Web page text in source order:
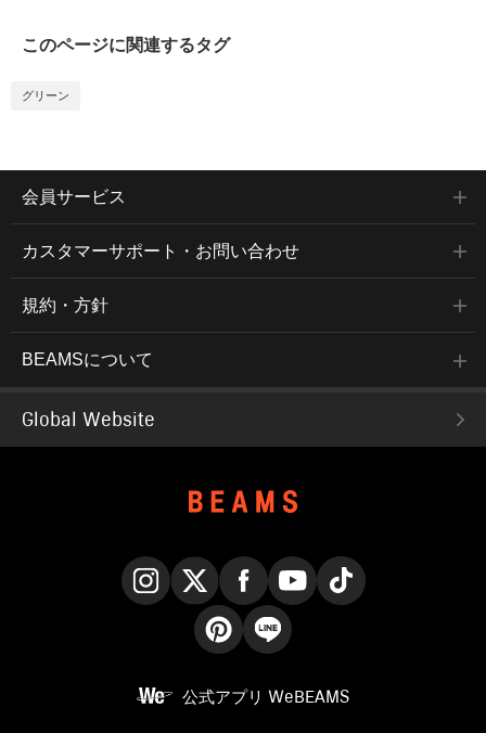
このページに関連するタグ
グリーン
会員サービス
カスタマーサポート・お問い合わせ
規約・方針
BEAMSについて
Global Website
公式アプリ WeBEAMS